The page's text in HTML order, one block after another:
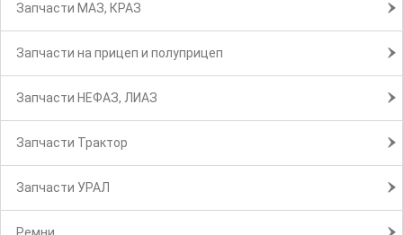
Запчасти МАЗ, КРАЗ
Запчасти на прицеп и полуприцеп
Запчасти НЕФАЗ, ЛИАЗ
Запчасти Трактор
Запчасти УРАЛ